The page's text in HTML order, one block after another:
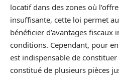
locatif dans des zones où
insuffisante, cette loi permet
bénéficier d’avantages fiscaux
conditions. Cependant, pour
est indispensable de
constitué de plusieurs pièces